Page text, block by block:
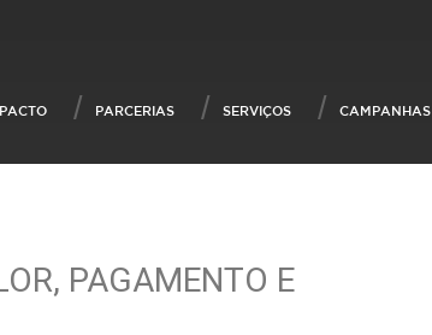
PARCERIAS SERVIÇOS CAMPANHAS
PAGAMENTO E